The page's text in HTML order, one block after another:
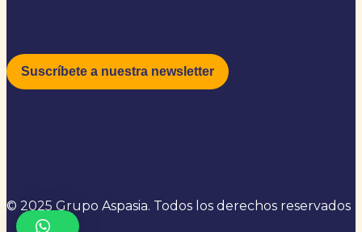
© 2025 Grupo Aspasia. Todos los derechos reservados